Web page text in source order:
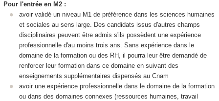
Pour l'entrée en M2 :
avoir validé un niveau M1 de préférence dans les sciences humaines
et sociales au sens large. Des candidats issus d'autres champs
disciplinaires peuvent être admis s'ils possèdent une expérience
professionnelle d'au moins trois ans. Sans expérience dans le
domaine de la formation ou des RH, il pourra leur être demandé de
renforcer leur formation dans ce domaine en suivant des
enseignements supplémentaires dispensés au Cnam
avoir une expérience professionnelle dans le domaine de la formation
ou dans des domaines connexes (ressources humaines, travail